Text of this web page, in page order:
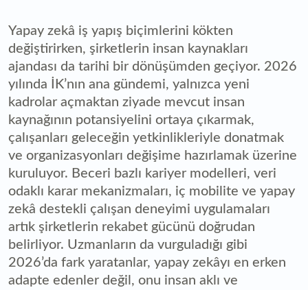
Yapay zekâ iş yapış biçimlerini kökten
değiştirirken, şirketlerin insan kaynakları
ajandası da tarihi bir dönüşümden geçiyor. 2026
yılında İK’nın ana gündemi, yalnızca yeni
kadrolar açmaktan ziyade mevcut insan
kaynağının potansiyelini ortaya çıkarmak,
çalışanları geleceğin yetkinlikleriyle donatmak
ve organizasyonları değişime hazırlamak üzerine
kuruluyor. Beceri bazlı kariyer modelleri, veri
odaklı karar mekanizmaları, iç mobilite ve yapay
zekâ destekli çalışan deneyimi uygulamaları
artık şirketlerin rekabet gücünü doğrudan
belirliyor. Uzmanların da vurguladığı gibi
2026’da fark yaratanlar, yapay zekâyı en erken
adapte edenler değil, onu insan aklı ve